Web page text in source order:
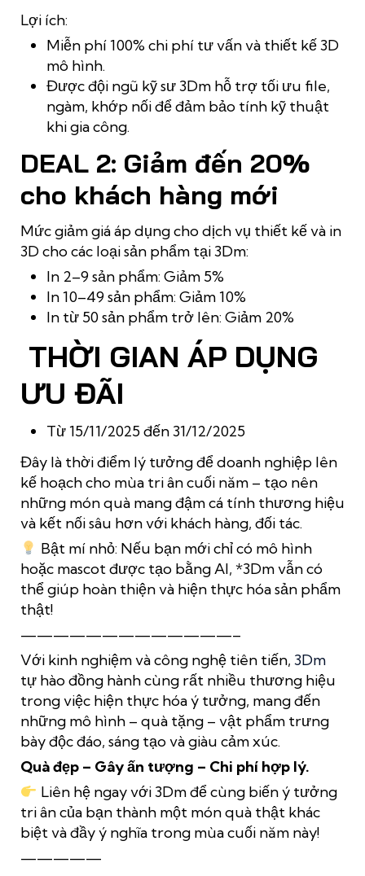
Lợi ích:
Miễn phí 100% chi phí tư vấn và thiết kế 3D
mô hình.
Được đội ngũ kỹ sư 3Dm hỗ trợ tối ưu file,
ngàm, khớp nối để đảm bảo tính kỹ thuật
khi gia công.
DEAL 2: Giảm đến 20%
cho khách hàng mới
Mức giảm giá áp dụng cho dịch vụ thiết kế và in
3D cho các loại sản phẩm tại 3Dm:
In 2–9 sản phẩm: Giảm 5%
In 10–49 sản phẩm: Giảm 10%
In từ 50 sản phẩm trở lên: Giảm 20%
THỜI GIAN ÁP DỤNG
ƯU ĐÃI
Từ 15/11/2025 đến 31/12/2025
Đây là thời điểm lý tưởng để doanh nghiệp lên
kế hoạch cho mùa tri ân cuối năm – tạo nên
những món quà mang đậm cá tính thương hiệu
và kết nối sâu hơn với khách hàng, đối tác.
Bật mí nhỏ: Nếu bạn mới chỉ có mô hình
hoặc mascot được tạo bằng AI, *3Dm vẫn có
thể giúp hoàn thiện và hiện thực hóa sản phẩm
thật!
—————————————–
Với kinh nghiệm và công nghệ tiên tiến, 3Dm
tự hào đồng hành cùng rất nhiều thương hiệu
trong việc hiện thực hóa ý tưởng, mang đến
những mô hình – quà tặng – vật phẩm trưng
bày độc đáo, sáng tạo và giàu cảm xúc.
Quà đẹp – Gây ấn tượng – Chi phí hợp lý.
Liên hệ ngay với 3Dm để cùng biến ý tưởng
tri ân của bạn thành một món quà thật khác
biệt và đầy ý nghĩa trong mùa cuối năm này!
—————